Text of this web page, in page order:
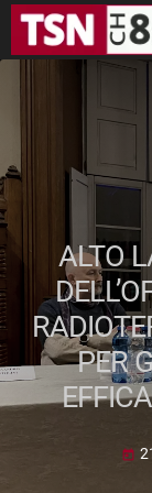
ALTO
PER
today